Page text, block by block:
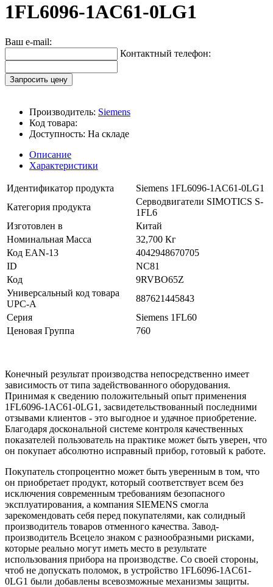
1FL6096-1AC61-0LG1
Ваш e-mail:
Контактный телефон:
Запросить цену
Производитель: Siemens
Код товара:
Доступность: На складе
Описание
Характеристики
Идентификатор продукта
Siemens 1FL6096-1AC61-0LG1
Категория продукта
Серводвигатели SIMOTICS S-
1FL6
Изготовлен в
Китай
Номинальная Масса
32,700 Кг
Код EAN-13
4042948670705
ID
NC81
Код
9RVBO65Z
Универсальный код товара
UPC-A
887621445843
Серия
Siemens 1FL60
Ценовая Группа
760
Конечный результат производства непосредственно имеет
зависимость от типа задействованного оборудования.
Принимая к сведению положительный опыт применения
1FL6096-1AC61-0LG1, засвидетельствованный последними
отзывами клиентов - это выгодное и удачное приобретение.
Благодаря доскональной системе контроля качественных
показателей пользователь на практике может быть уверен, что
он покупает абсолютно исправный прибор, готовый к работе.
Покупатель стопроцентно может быть уверенным в том, что
он приобретает продукт, который соответствует всем без
исключения современным требованиям безопасного
эксплуатирования, а компания SIEMENS смогла
зарекомендовать себя перед покупателями, как солидный
производитель товаров отменного качества. Завод-
производитель Всецело знаком с разнообразными рисками,
которые реально могут иметь место в результате
использования прибора на производстве. Со своей стороны,
чтоб не допускать поломок, в устройство 1FL6096-1AC61-
0LG1 были добавлены всевозможные механизмы защиты.